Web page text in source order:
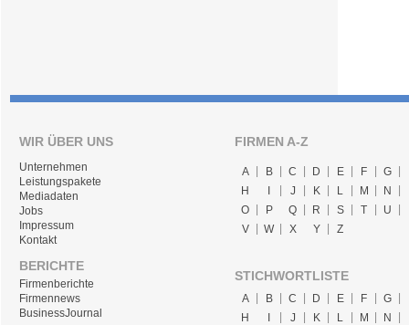
WIR ÜBER UNS
Unternehmen
Leistungspakete
Mediadaten
Jobs
Impressum
Kontakt
BERICHTE
Firmenberichte
Firmennews
BusinessJournal
FIRMEN A-Z
A B C D E F
G
H
J K L M
N
O
P Q R S T
U
V
W X Y Z
STICHWORTLISTE
A B C D E F
G
H
I J K L M
N